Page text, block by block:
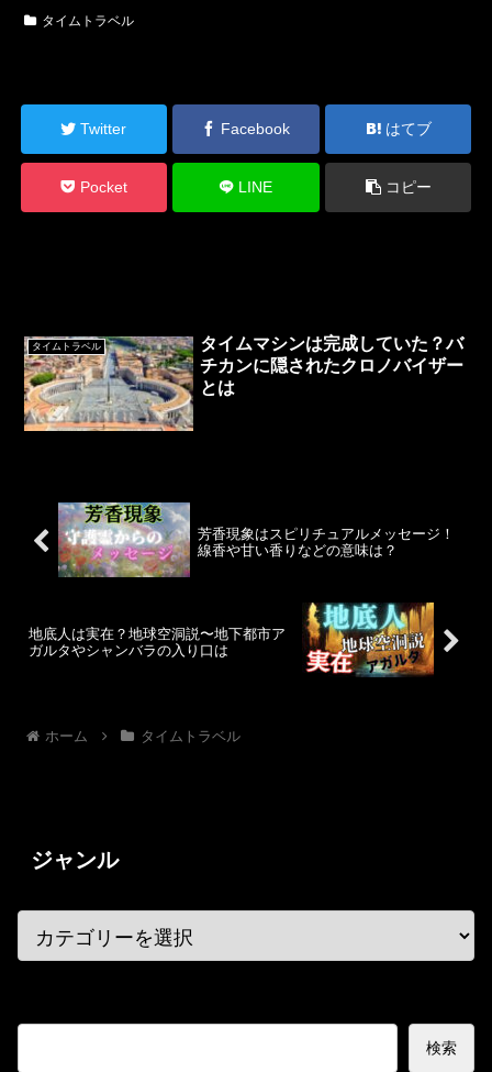
タイムトラベル
Twitter Facebook はてブ
Pocket LINE コピー
タイムトラベル
タイムマシンは完成していた？バ
チカンに隠されたクロノバイザー
とは
芳香現象はスピリチュアルメッセージ！
線香や甘い香りなどの意味は？
地底人は実在？地球空洞説〜地下都市ア
ガルタやシャンバラの入り口は
ホーム タイムトラベル
ジャンル
検索